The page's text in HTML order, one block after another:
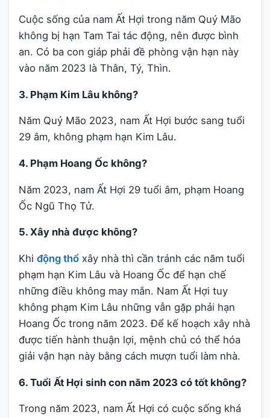
Cuộc sống của nam Ất Hợi trong năm Quý Mão
không bị hạn Tam Tai tác động, nên được bình
an. Có ba con giáp phải đề phòng vận hạn này
vào năm 2023 là Thân, Tý, Thìn.
3. Phạm Kim Lâu không?
Năm Quý Mão 2023, nam Ất Hợi bước sang tuổi
29 âm, không phạm hạn Kim Lâu.
4. Phạm Hoang Ốc không?
Năm 2023, nam Ất Hợi 29 tuổi âm, phạm Hoang
Ốc Ngũ Thọ Tử.
5. Xây nhà được không?
Khi động thổ xây nhà thì cần tránh các năm tuổi
phạm hạn Kim Lâu và Hoang Ốc để hạn chế
những điều không may mắn. Nam Ất Hợi tuy
không phạm Kim Lâu những vẫn gặp phải hạn
Hoang Ốc trong năm 2023. Để kế hoạch xây nhà
được tiến hành thuận lợi, mệnh chủ có thể hóa
giải vận hạn này bằng cách mượn tuổi làm nhà.
6. Tuổi Ất Hợi sinh con năm 2023 có tốt không?
Trong năm 2023, nam Ất Hợi có cuộc sống khá